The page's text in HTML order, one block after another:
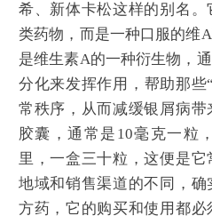
希、新体卡松这样的别名
类药物，而是一种口服的维
是维生素A的一种衍生物，
分化来发挥作用，帮助那
常秩序，从而减缓银屑病
胶囊，通常是10毫克一粒
里，一盒三十粒，这便是
地域和销售渠道的不同，
方药，它的购买和使用都